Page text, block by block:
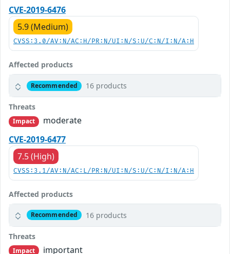
CVE-2019-6476
5.9 (Medium)
CVSS:3.0/AV:N/AC:H/PR:N/UI:N/S:U/C:N/I:N/A:H
Affected products
Recommended 16 products
Threats
Impact
moderate
CVE-2019-6477
7.5 (High)
CVSS:3.1/AV:N/AC:L/PR:N/UI:N/S:U/C:N/I:N/A:H
Affected products
Recommended 16 products
Threats
Impact
important